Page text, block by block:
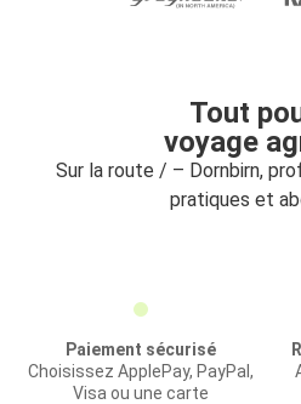
Tout
voyage
Sur la route / – Dornbirn,
pratiques et
Paiement sécurisé
Choisissez ApplePay, PayPal,
Visa ou une carte